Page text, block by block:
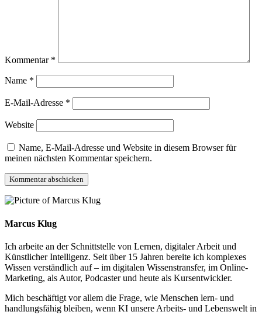
Kommentar *
Name *
E-Mail-Adresse *
Website
Name, E-Mail-Adresse und Website in diesem Browser für
meinen nächsten Kommentar speichern.
Marcus Klug
Ich arbeite an der Schnittstelle von Lernen, digitaler Arbeit und
Künstlicher Intelligenz. Seit über 15 Jahren bereite ich komplexes
Wissen verständlich auf – im digitalen Wissenstransfer, im Online-
Marketing, als Autor, Podcaster und heute als Kursentwickler.
Mich beschäftigt vor allem die Frage, wie Menschen lern- und
handlungsfähig bleiben, wenn KI unsere Arbeits- und Lebenswelt in